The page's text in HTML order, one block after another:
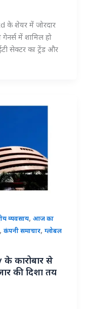
के शेयर में जोरदार
में शामिल हो
सेक्टर का ट्रेंड और
व्यवसाय,आज का
,कंपनी समाचार,ग्लोबल
कारोबार से
की दिशा तय